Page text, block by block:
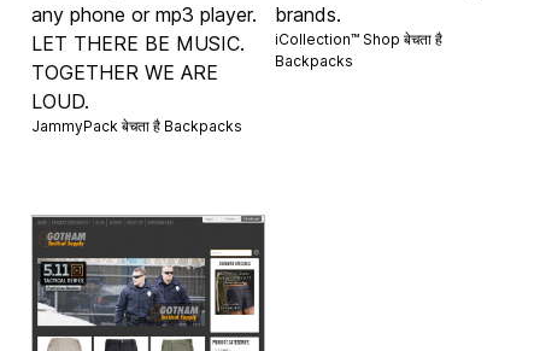
any phone or mp3 player.
LET THERE BE MUSIC.
TOGETHER WE ARE
LOUD.
JammyPack बेचता है Backpacks
brands.
iCollection™ Shop बेचता है
Backpacks